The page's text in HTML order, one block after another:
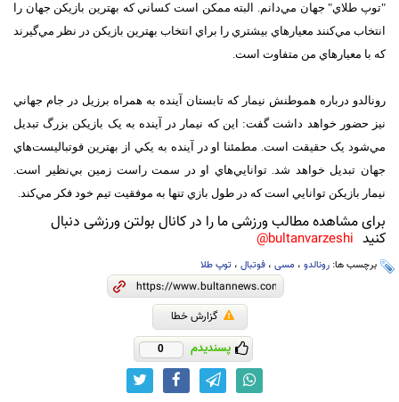
"توپ طلاي" جهان مي‌دانم. البته ممکن است کساني که بهترين بازيکن جهان را
انتخاب مي‌کنند معيارهاي بيشتري را براي انتخاب بهترين بازيکن در نظر مي‌گيرند
که با معيارهاي من متفاوت است.
رونالدو درباره هموطنش نيمار که تابستان آينده به همراه برزيل در جام جهاني
نيز حضور خواهد داشت گفت: اين که نيمار در آينده به يک بازيکن بزرگ تبديل
مي‌شود يک حقيقت است. مطمئنا او در آينده به يکي از بهترين فوتباليست‌هاي
جهان تبديل خواهد شد. توانايي‌هاي او در سمت راست زمين بي‌نظير است.
نيمار بازيکن توانايي است که در طول بازي تنها به موفقيت تيم خود فکر مي‌کند.
برای مشاهده مطالب ورزشی ما را در کانال بولتن ورزشی دنبال
کنید bultanvarzeshi@
برچسب ها: رونالدو ، مسی ، فوتبال ، توپ طلا
گزارش خطا
پسندیدم 0